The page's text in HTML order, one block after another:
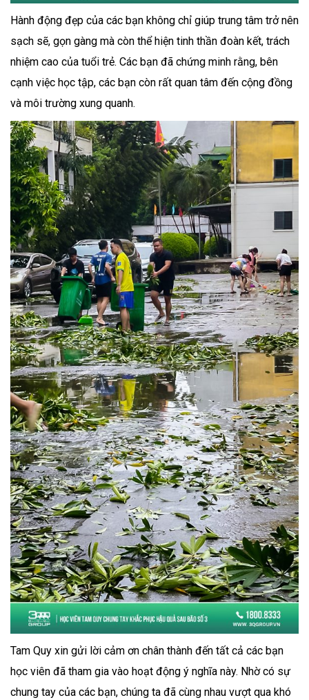
Hành động đẹp của các bạn không chỉ giúp trung tâm trở nên
sạch sẽ, gọn gàng mà còn thể hiện tinh thần đoàn kết, trách
nhiệm cao của tuổi trẻ. Các bạn đã chứng minh rằng, bên
cạnh việc học tập, các bạn còn rất quan tâm đến cộng đồng
và môi trường xung quanh.
Tam Quy xin gửi lời cảm ơn chân thành đến tất cả các bạn
học viên đã tham gia vào hoạt động ý nghĩa này. Nhờ có sự
chung tay của các bạn, chúng ta đã cùng nhau vượt qua khó